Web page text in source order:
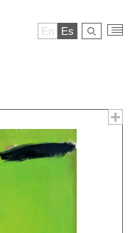
En Es